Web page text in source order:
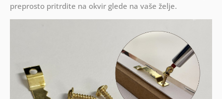
preprosto pritrdite na okvir glede na vaše želje.